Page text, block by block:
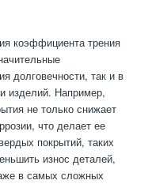
коэффициента трения
долговечности, так и в
изделий. Например,
не только снижает
что делает ее
покрытий, таких
износ деталей,
в самых сложных